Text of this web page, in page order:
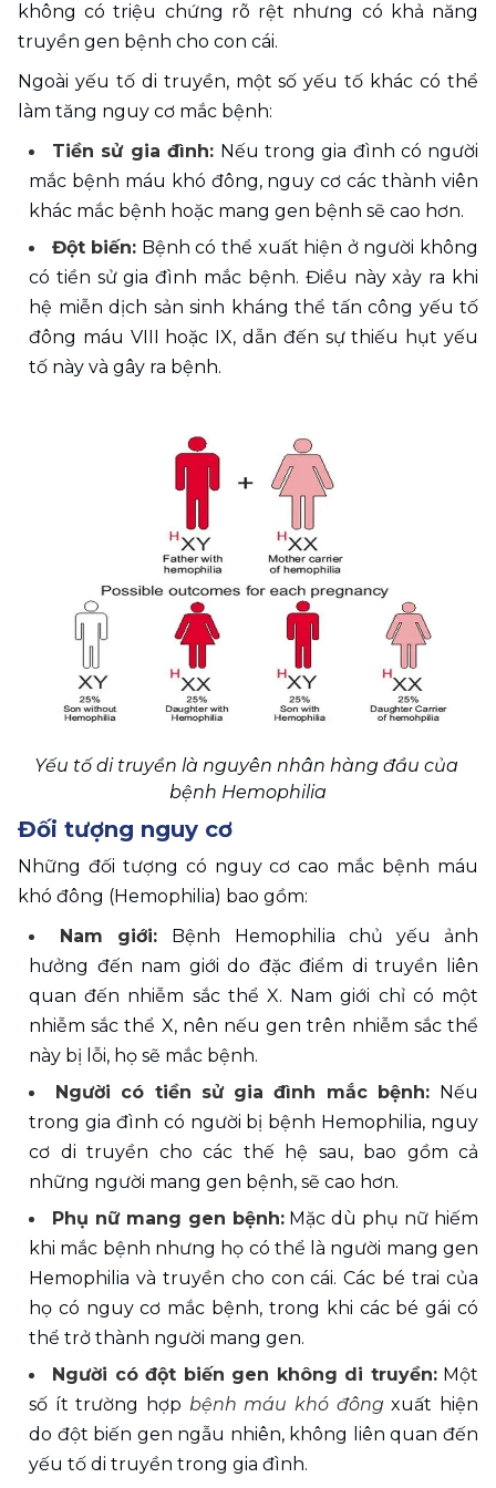
không có triệu chứng rõ rệt nhưng có khả năng
truyền gen bệnh cho con cái.
Ngoài yếu tố di truyền, một số yếu tố khác có thể
làm tăng nguy cơ mắc bệnh:
Tiền sử gia đình: Nếu trong gia đình có người
mắc bệnh máu khó đông, nguy cơ các thành viên
khác mắc bệnh hoặc mang gen bệnh sẽ cao hơn.
Đột biến: Bệnh có thể xuất hiện ở người không
có tiền sử gia đình mắc bệnh. Điều này xảy ra khi
hệ miễn dịch sản sinh kháng thể tấn công yếu tố
đông máu VIII hoặc IX, dẫn đến sự thiếu hụt yếu
tố này và gây ra bệnh.
Yếu tố di truyền là nguyên nhân hàng đầu của
bệnh Hemophilia
Đối tượng nguy cơ
Những đối tượng có nguy cơ cao mắc bệnh máu
khó đông (Hemophilia) bao gồm:
Nam giới: Bệnh Hemophilia chủ yếu ảnh
hưởng đến nam giới do đặc điểm di truyền liên
quan đến nhiễm sắc thể X. Nam giới chỉ có một
nhiễm sắc thể X, nên nếu gen trên nhiễm sắc thể
này bị lỗi, họ sẽ mắc bệnh.
Người có tiền sử gia đình mắc bệnh: Nếu
trong gia đình có người bị bệnh Hemophilia, nguy
cơ di truyền cho các thế hệ sau, bao gồm cả
những người mang gen bệnh, sẽ cao hơn.
Phụ nữ mang gen bệnh: Mặc dù phụ nữ hiếm
khi mắc bệnh nhưng họ có thể là người mang gen
Hemophilia và truyền cho con cái. Các bé trai của
họ có nguy cơ mắc bệnh, trong khi các bé gái có
thể trở thành người mang gen.
Người có đột biến gen không di truyền: Một
số ít trường hợp bệnh máu khó đông xuất hiện
do đột biến gen ngẫu nhiên, không liên quan đến
yếu tố di truyền trong gia đình.